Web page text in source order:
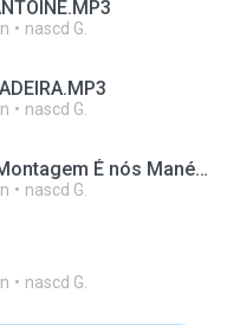
nascd G.
nascd G.
Felipe Carvalho DJ - Montagem É nós Mané 2001.mp3
nascd G.
nascd G.